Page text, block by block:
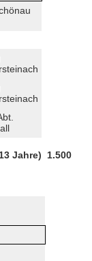
Jahre) 1.500